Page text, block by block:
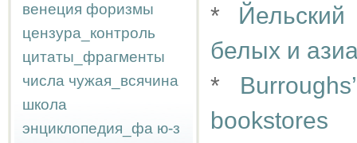
венеция форизмы
цензура_контроль
цитаты_фрагменты
числа чужая_всячина
школа
энциклопедия_фа ю-з
*
белых и
*
bookstores